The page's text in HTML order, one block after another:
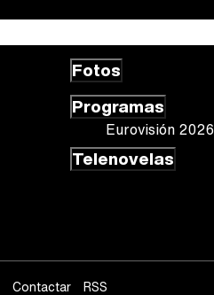
Fotos
Programas
Eurovisión 2026
Telenovelas
Contactar RSS